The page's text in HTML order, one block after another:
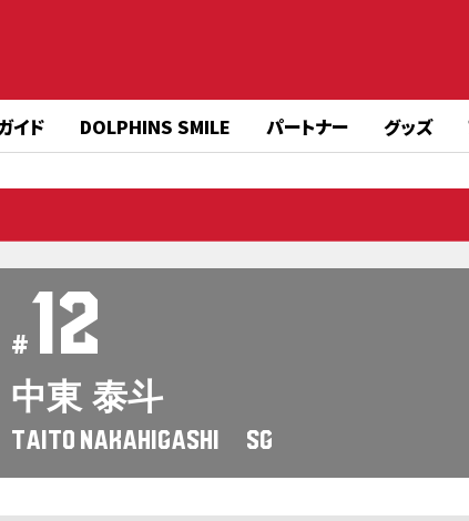
イド DOLPHINS SMILE パートナー グッズ
#12
中東 泰斗
TAITO NAKAHIGASHI SG